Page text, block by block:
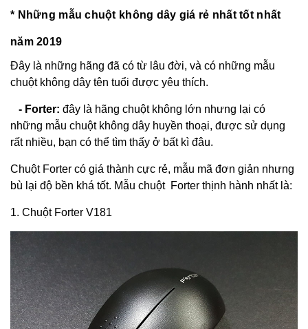
* Những mẫu chuột không dây giá rẻ nhất tốt nhất
năm 2019
Đây là những hãng đã có từ lâu đời, và có những mẫu
chuột không dây tên tuổi được yêu thích.
- Forter: đây là hãng chuột không lớn nhưng lại có
những mẫu chuột không dây huyền thoại, được sử dụng
rất nhiều, bạn có thể tìm thấy ở bất kì đâu.
Chuột Forter có giá thành cực rẻ, mẫu mã đơn giản nhưng
bù lại độ bền khá tốt. Mẫu chuột Forter thịnh hành nhất là:
1. Chuột Forter V181